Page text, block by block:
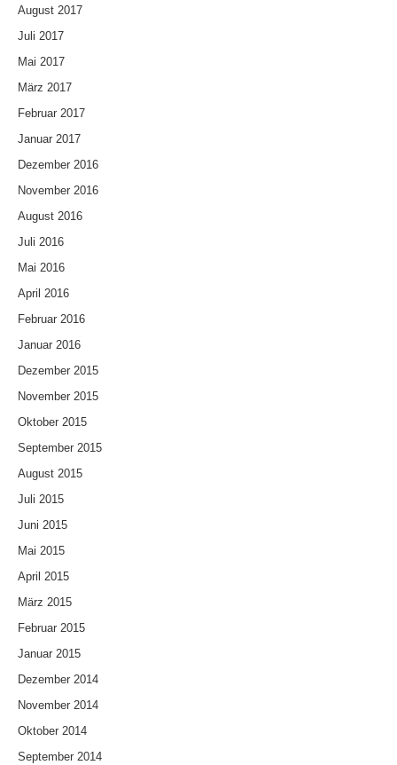
August 2017
Juli 2017
Mai 2017
März 2017
Februar 2017
Januar 2017
Dezember 2016
November 2016
August 2016
Juli 2016
Mai 2016
April 2016
Februar 2016
Januar 2016
Dezember 2015
November 2015
Oktober 2015
September 2015
August 2015
Juli 2015
Juni 2015
Mai 2015
April 2015
März 2015
Februar 2015
Januar 2015
Dezember 2014
November 2014
Oktober 2014
September 2014